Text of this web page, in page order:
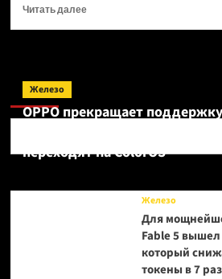
Читать далееПрочитать
может
будущее
Поиск
Железо
OPPO прекращает
Realme UI — OnePlus и
переходят на ColorOS
Железо
Для
Fable 5
который
токены в 7 раз